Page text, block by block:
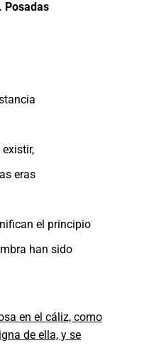
Posadas
eras
el principio
han sido
en el cáliz, como
de ella, y se